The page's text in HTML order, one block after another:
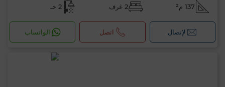
137 م² 2 غرف 2 حـ
لإتصال اتصل الواتساب